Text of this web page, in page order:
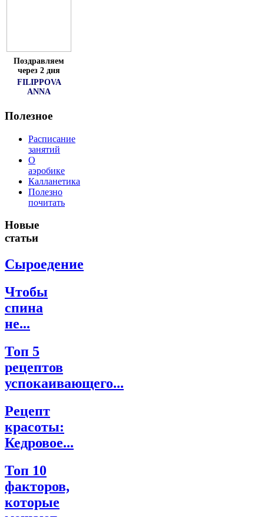
Поздравляем
через 2 дня
FILIPPOVA
ANNA
Полезное
Расписание
занятий
О
аэробике
Калланетика
Полезно
почитать
Новые
статьи
Сыроедение
Чтобы
спина
не...
Топ 5
рецептов
успокаивающего...
Рецепт
красоты:
Кедровое...
Топ 10
факторов,
которые